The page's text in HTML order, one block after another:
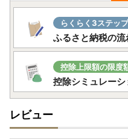
らくらく3ステップ
ふるさと納税の流
控除上限額の限度
控除シミュレーシ
レビュー